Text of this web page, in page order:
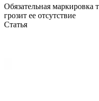
Обязательная маркировка
грозит ее отсутствие
Статья